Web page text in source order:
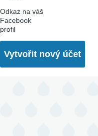
Odkaz na váš
Facebook
profil